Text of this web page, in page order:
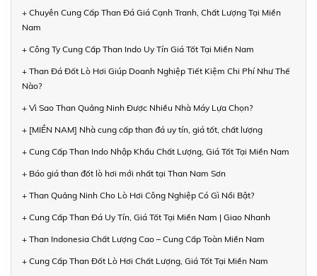
+ Chuyên Cung Cấp Than Đá Giá Cạnh Tranh, Chất Lượng Tại Miền
Nam
+ Công Ty Cung Cấp Than Indo Uy Tín Giá Tốt Tại Miền Nam
+ Than Đá Đốt Lò Hơi Giúp Doanh Nghiệp Tiết Kiệm Chi Phí Như Thế
Nào?
+ Vì Sao Than Quảng Ninh Được Nhiều Nhà Máy Lựa Chọn?
+ [MIỀN NAM] Nhà cung cấp than đá uy tín, giá tốt, chất lượng
+ Cung Cấp Than Indo Nhập Khẩu Chất Lượng, Giá Tốt Tại Miền Nam
+ Báo giá than đốt lò hơi mới nhất tại Than Nam Sơn
+ Than Quảng Ninh Cho Lò Hơi Công Nghiệp Có Gì Nổi Bật?
+ Cung Cấp Than Đá Uy Tín, Giá Tốt Tại Miền Nam | Giao Nhanh
+ Than Indonesia Chất Lượng Cao – Cung Cấp Toàn Miền Nam
+ Cung Cấp Than Đốt Lò Hơi Chất Lượng, Giá Tốt Tại Miền Nam